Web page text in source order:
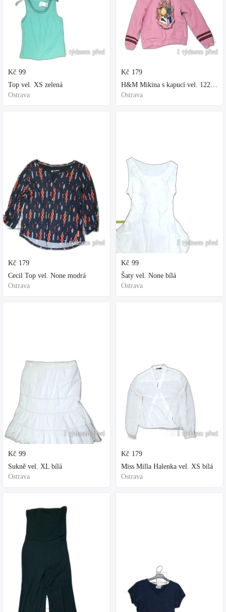
1 týdnem před
Kč 99
Top vel. XS zelená
Ostrava
1 týdnem před
Kč 179
Cecil Top vel. None modrá
Ostrava
1 týdnem před
Kč 99
Sukně vel. XL bílá
Ostrava
1 týdnem před
Kč 179
H&M Mikina s kapucí vel. 122 fialová
Ostrava
1 týdnem před
Kč 99
Šaty vel. None bílá
Ostrava
1 týdnem před
Kč 179
Miss Milla Halenka vel. XS bílá
Ostrava